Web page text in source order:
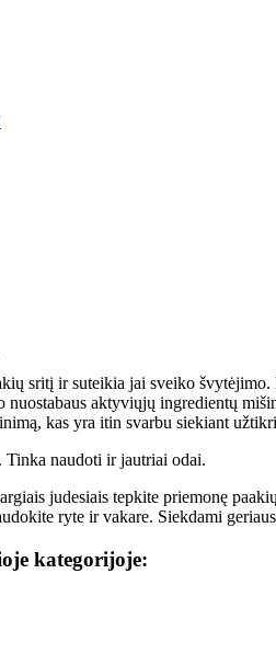
sritį ir suteikia jai sveiko
nuostabaus aktyviųjų ingredientų
kas yra itin svarbu siekiant
naudoti ir jautriai odai.
judesiais tepkite priemonę
ryte ir vakare. Siekdami
kategorijoje: